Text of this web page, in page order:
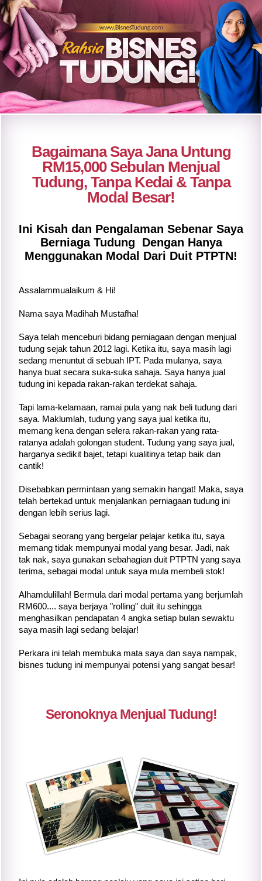
Bagaimana Saya Jana Untung
RM15,000 Sebulan Menjual
Tudung, Tanpa Kedai & Tanpa
Modal Besar!
Ini Kisah dan Pengalaman Sebenar Saya
Berniaga Tudung Dengan Hanya
Menggunakan Modal Dari Duit PTPTN!
Assalammualaikum & Hi!
Nama saya Madihah Mustafha!
Saya telah menceburi bidang perniagaan dengan menjual
tudung sejak tahun 2012 lagi. Ketika itu, saya masih lagi
sedang menuntut di sebuah IPT. Pada mulanya, saya
hanya buat secara suka-suka sahaja. Saya hanya jual
tudung ini kepada rakan-rakan terdekat sahaja.
Tapi lama-kelamaan, ramai pula yang nak beli tudung dari
saya. Maklumlah, tudung yang saya jual ketika itu,
memang kena dengan selera rakan-rakan yang rata-
ratanya adalah golongan student. Tudung yang saya jual,
harganya sedikit bajet, tetapi kualitinya tetap baik dan
cantik!
Disebabkan permintaan yang semakin hangat! Maka, saya
telah bertekad untuk menjalankan perniagaan tudung ini
dengan lebih serius lagi.
Sebagai seorang yang bergelar pelajar ketika itu, saya
memang tidak mempunyai modal yang besar. Jadi, nak
tak nak, saya gunakan sebahagian duit PTPTN yang saya
terima, sebagai modal untuk saya mula membeli stok!
Alhamdulillah! Bermula dari modal pertama yang berjumlah
RM600.... saya berjaya "rolling" duit itu sehingga
menghasilkan pendapatan 4 angka setiap bulan sewaktu
saya masih lagi sedang belajar!
Perkara ini telah membuka mata saya dan saya nampak,
bisnes tudung ini mempunyai potensi yang sangat besar!
Seronoknya Menjual Tudung!